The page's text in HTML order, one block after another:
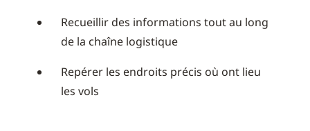
Recueillir des informations tout au long
de la chaîne logistique
Repérer les endroits précis où ont lieu
les vols